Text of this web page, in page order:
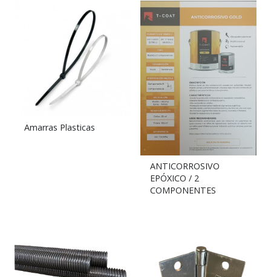
Amarras Plasticas
ANTICORROSIVO
EPÓXICO / 2
COMPONENTES